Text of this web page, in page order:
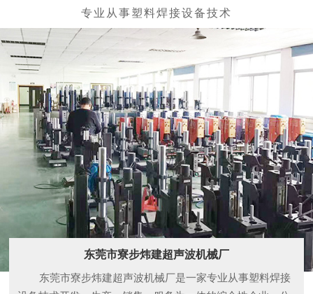
东莞市寮步炜建超声波机械厂
东莞市寮步炜建超声波机械厂是一家专业从事塑料焊接